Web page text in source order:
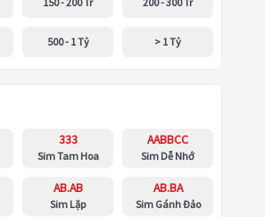
500 - 1 Tỷ > 1 Tỷ
333
Sim Tam Hoa
AABBCC
Sim Dễ Nhớ
AB.AB
Sim Lặp
AB.BA
Sim Gánh Đảo